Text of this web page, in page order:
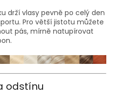
drží vlasy pevně po celý den
Pro větší jistotu můžete
pás, mírně natupírovat
odstínu